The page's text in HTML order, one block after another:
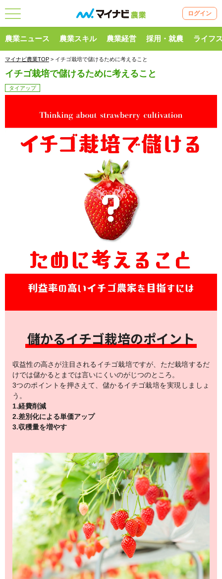
ログイン
農業ニュース 農業スキル 農業経営 採用・就農 ライフ
マイナビ農業TOP > イチゴ栽培で儲けるために考えること
イチゴ栽培で儲けるために考えること
タイアップ
儲かるイチゴ栽培のポイント
収益性の高さが注目されるイチゴ栽培ですが、ただ栽培するだ
けでは儲かるとまでは言いにくいのがじつのところ。
3つのポイントを押さえて、儲かるイチゴ栽培を実現しましょ
う。
1.経費削減
2.差別化による単価アップ
3.収穫量を増やす